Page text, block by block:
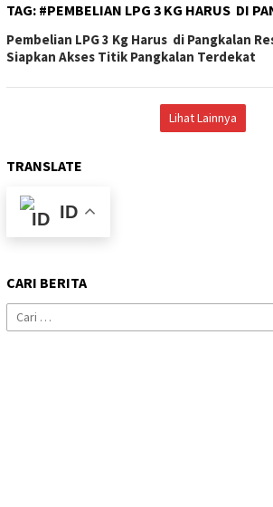
TAG: #PEMBELIAN LPG 3 KG HARUS DI
Pembelian LPG 3 Kg Harus di Pangkalan
Siapkan Akses Titik Pangkalan Terdekat
Lihat Lainnya
TRANSLATE
ID
CARI BERITA
Cari
untuk: